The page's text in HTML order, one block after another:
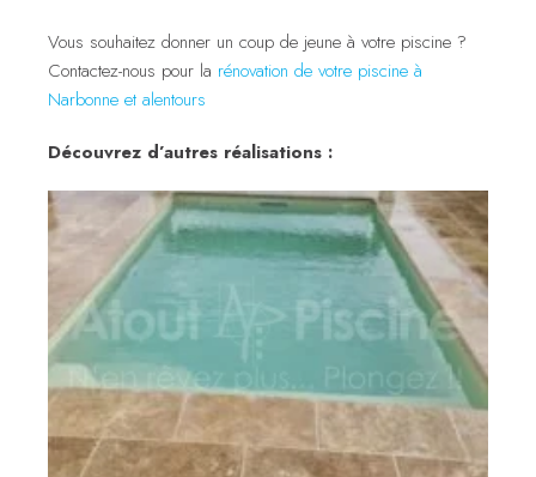
Vous souhaitez donner un coup de jeune à votre piscine ?
Contactez-nous pour la rénovation de votre piscine à
Narbonne et alentours
Découvrez d’autres réalisations :